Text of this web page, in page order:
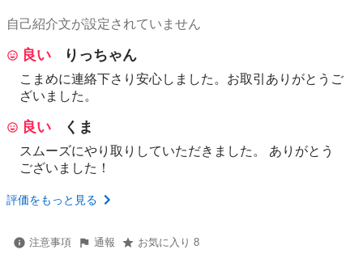
自己紹介文が設定されていません
良い りっちゃん
こまめに連絡下さり安心しました。お取引ありがとうご
ざいました。
良い くま
スムーズにやり取りしていただきました。 ありがとう
ございました！
評価をもっと見る
注意事項 通報 お気に入り 8